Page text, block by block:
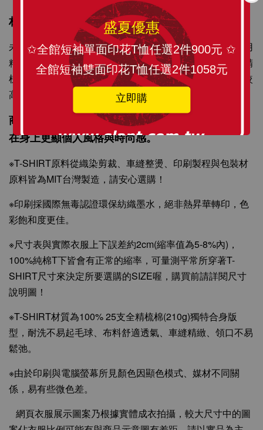
盛夏優惠
✩全館短袖單面印花T恤任選2件900元 ✩
全館短袖雙面印花T恤任選2件1058元
立即購
SLANT 素面中性 短袖T恤 百搭T恤 潮牌品質
100%精梳環紡棉 亞洲版型 經典合身12色可選
NT$ 199
NT$ 299
- +
加入購物車
材質介紹-100%全精梳棉T
未處理的棉纖維含有許多雜質，纖維也長短不一，所以可用
精梳機將雜質除掉，梳理棉纖維，以紡出較更均勻精細的精
梳棉紗。精梳棉紗製成的衣服在質感、耐洗與耐用度都有較
高的品質水準，經多次洗滌不易起毛球，不易掉棉絮。
商品描述：訂製化圖像精心印刷，將 SLANT TEE穿
在身上更顯個人風格與時尚感。
※T-SHIRT原料從織染剪裁、車縫整燙、印刷製程與包裝材
原料皆為MIT台灣製造，請安心選購！
※印刷採國際無毒認證環保紡織墨水，絕非熱昇華轉印，色
彩飽和度更佳。
※尺寸表與實際衣服上下誤差約2cm(縮率值為5-8%內)，
100%純棉T下皆會有正常的縮率，可量測平常所穿著T-
SHIRT尺寸來決定所要選購的SIZE喔，購買前請詳閱尺寸
說明圖！
※T-SHIRT材質為100% 25支全精梳棉(210g)獨特合身版
型，耐洗不易起毛球、布料舒適透氣、車縫精緻、領口不易
鬆弛。
※由於印刷與電腦螢幕所見顏色因顯色模式、媒材不同關
係，易有些微色差。
網頁衣服展示圖案乃根據實體成衣拍攝，較大尺寸中的圖